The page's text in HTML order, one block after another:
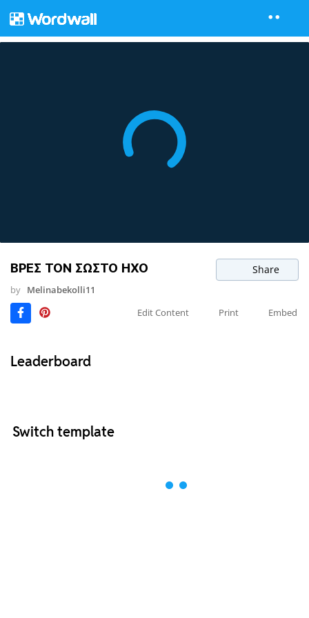
ΒΡΕΣ ΤΟΝ ΣΩΣΤΟ ΗΧΟ Share
by Melinabekolli11
Edit Content
Print Embed
Leaderboard
Switch template